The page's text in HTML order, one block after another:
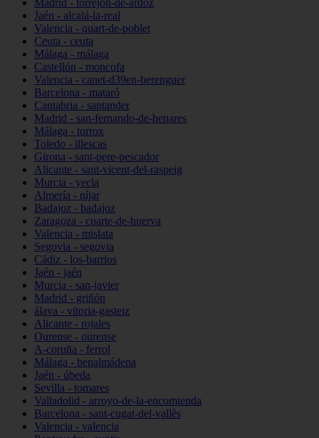
Madrid - torrejón-de-ardoz
Jaén - alcalá-la-real
Valencia - quart-de-poblet
Ceuta - ceuta
Málaga - málaga
Castellón - moncofa
Valencia - canet-d39en-berenguer
Barcelona - mataró
Cantabria - santander
Madrid - san-fernando-de-henares
Málaga - torrox
Toledo - illescas
Girona - sant-pere-pescador
Alicante - sant-vicent-del-raspeig
Murcia - yecla
Almería - níjar
Badajoz - badajoz
Zaragoza - cuarte-de-huerva
Valencia - mislata
Segovia - segovia
Cádiz - los-barrios
Jaén - jaén
Murcia - san-javier
Madrid - griñón
álava - vitoria-gasteiz
Alicante - rojales
Ourense - ourense
A-coruña - ferrol
Málaga - benalmádena
Jaén - úbeda
Sevilla - tomares
Valladolid - arroyo-de-la-encomienda
Barcelona - sant-cugat-del-vallès
Valencia - valencia